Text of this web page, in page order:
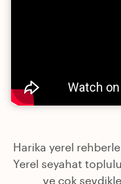
Harika yerel
Yerel seyahat
ve çok